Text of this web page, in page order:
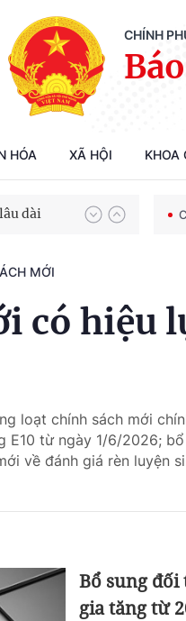
CHÍNH
HÓA XÃ HỘI KHOA
Chiến dịch 500 ngày đêm tìm kiếm, quy tập và xác định danh tính hài cốt liệt sĩ
Bảo vệ nền tảng tư tưởng của Đảng trong kỷ nguyên phát triển mới
dài
MỚI
có hiệu
loạt chính sách mới
E10 từ ngày 1/6/2026;
về đánh giá rèn luyện
Bổ sung
gia tăng từ